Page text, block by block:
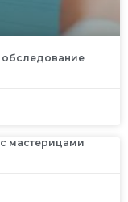
мастерицами